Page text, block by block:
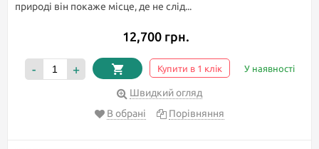
природі він покаже місце, де не слід...
12,700 грн.
- + Купити в 1 клік У наявності
Швидкий огляд
В обрані
Порівняння